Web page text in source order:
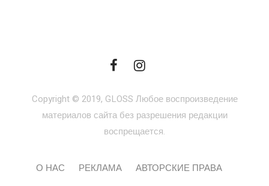
Copyright © 2019, GLOSS Любое воспроизведение
материалов сайта без разрешения редакции
воспрещается.
О НАС РЕКЛАМА АВТОРСКИЕ ПРАВА